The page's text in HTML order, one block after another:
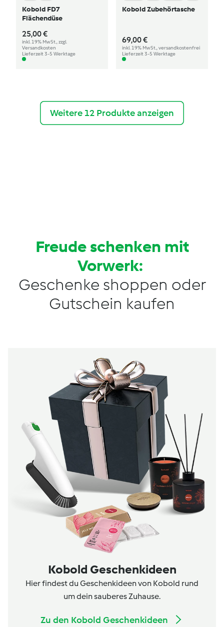
Kobold FD7
Flächendüse
25,00 €
inkl. 19% MwSt., zzgl.
Versandkosten
Lieferzeit 3-5 Werktage
Kobold Zubehörtasche
69,00 €
inkl. 19% MwSt., versandkostenfrei
Lieferzeit 3-5 Werktage
Weitere 12 Produkte anzeigen
Freude schenken mit
Vorwerk:
Geschenke shoppen oder
Gutschein kaufen
Kobold Geschenkideen
Hier findest du Geschenkideen von Kobold rund
um dein sauberes Zuhause.
Zu den Kobold Geschenkideen